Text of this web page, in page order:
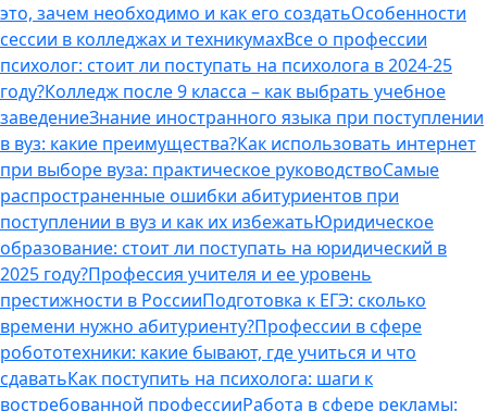
это, зачем необходимо и как его создатьОсобенности
сессии в колледжах и техникумахВсе о профессии
психолог: стоит ли поступать на психолога в 2024-25
году?Колледж после 9 класса – как выбрать учебное
заведениеЗнание иностранного языка при поступлении
в вуз: какие преимущества?Как использовать интернет
при выборе вуза: практическое руководствоСамые
распространенные ошибки абитуриентов при
поступлении в вуз и как их избежатьЮридическое
образование: стоит ли поступать на юридический в
2025 году?Профессия учителя и ее уровень
престижности в РоссииПодготовка к ЕГЭ: сколько
времени нужно абитуриенту?Профессии в сфере
робототехники: какие бывают, где учиться и что
сдаватьКак поступить на психолога: шаги к
востребованной профессииРабота в сфере рекламы: